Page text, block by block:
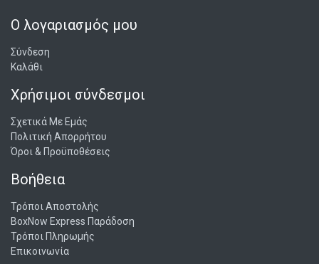
➢ Οι 4 μεγαλύτερες Ελληνικές Ομάδες (Ολυμπιακός,
Παναθηναϊκός, ΑΕΚ, ΠΑΟΚ) στις limited edition κάρτες!
Ο λογαριασμός μου
Σύνδεση
Καλάθι
Χρήσιμοι σύνδεσμοι
Σχετικά Με Εμάς
Πολιτική Απορρήτου
Όροι & Προϋποθέσεις
Βοήθεια
Τρόποι Αποστολής
BoxNow Express Παράδοση
Τρόποι Πληρωμής
Επικοινωνία